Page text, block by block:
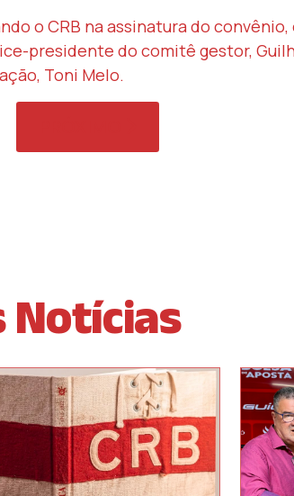
o CRB na assinatura do
presidente do comitê gestor,
Toni Melo.
Notícias